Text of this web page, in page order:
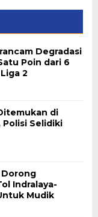
Degradasi
Poin dari 6
2
di
Polisi Selidiki
Dorong
Indralaya-
Mudik